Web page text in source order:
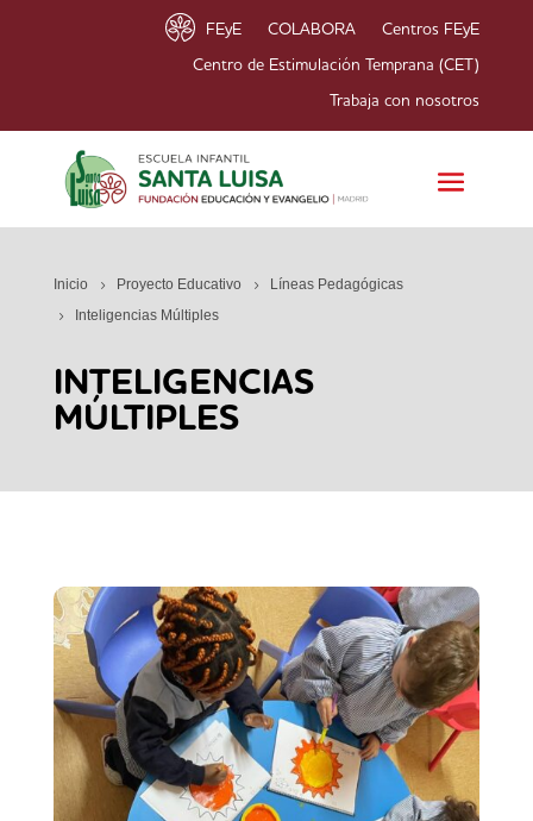
FEyE COLABORA Centros FEyE
Centro de Estimulación Temprana (CET)
Trabaja con nosotros
Inicio Proyecto Educativo
Líneas Pedagógicas
Inteligencias Múltiples
INTELIGENCIAS
MÚLTIPLES